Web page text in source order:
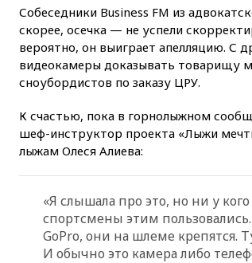
Собеседники Business FM из
скорее, осечка — не успели
вероятно, он выиграет апелляцию. С
видеокамеры доказывать товарищу
сноубордистов по заказу ЦРУ.
К счастью, пока в горнолыжном
шеф-инструктор проекта «Лыжи
лыжам Олеся Алиева:
«Я слышала про это, но ни у
спортсмены этим
GoPro, они на шлеме крепятся.
И обычно это камера либо